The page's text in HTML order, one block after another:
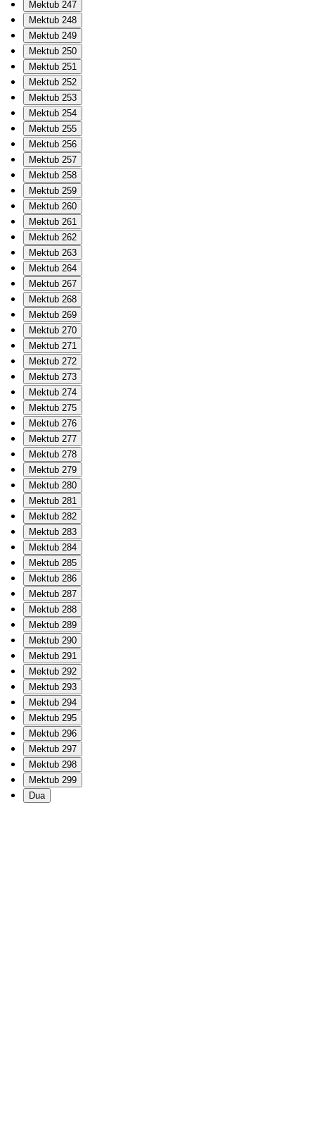
Mektub 247
Mektub 248
Mektub 249
Mektub 250
Mektub 251
Mektub 252
Mektub 253
Mektub 254
Mektub 255
Mektub 256
Mektub 257
Mektub 258
Mektub 259
Mektub 260
Mektub 261
Mektub 262
Mektub 263
Mektub 264
Mektub 267
Mektub 268
Mektub 269
Mektub 270
Mektub 271
Mektub 272
Mektub 273
Mektub 274
Mektub 275
Mektub 276
Mektub 277
Mektub 278
Mektub 279
Mektub 280
Mektub 281
Mektub 282
Mektub 283
Mektub 284
Mektub 285
Mektub 286
Mektub 287
Mektub 288
Mektub 289
Mektub 290
Mektub 291
Mektub 292
Mektub 293
Mektub 294
Mektub 295
Mektub 296
Mektub 297
Mektub 298
Mektub 299
Dua